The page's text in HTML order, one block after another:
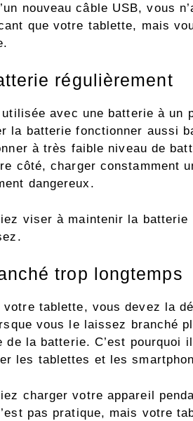
nouveau câble USB, vous
que votre tablette, mais
régulièrement
avec une batterie à un
la batterie fonctionner aussi
à très faible niveau de
côté, charger constamment
dangereux.
viser à maintenir la
trop longtemps
votre tablette, vous devez la
vous le laissez branché
la batterie. C’est pourquoi
les tablettes et les
charger votre appareil
pas pratique, mais votre